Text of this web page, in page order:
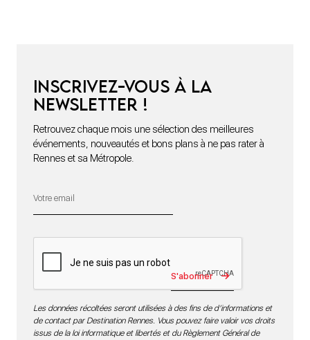
Inscrivez-vous à la
newsletter !
Retrouvez chaque mois une sélection des meilleures
événements, nouveautés et bons plans à ne pas rater à
Rennes et sa Métropole.
S'abonner
Les données récoltées seront utilisées à des fins de d’informations et
de contact par Destination Rennes. Vous pouvez faire valoir vos droits
issus de la loi informatique et libertés et du Règlement Général de